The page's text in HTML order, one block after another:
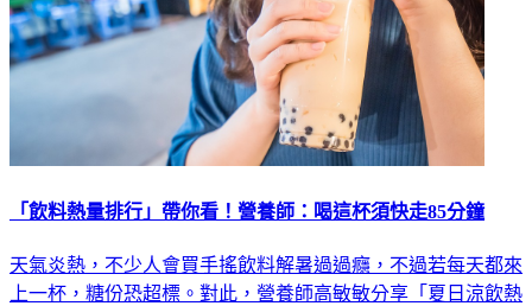
「飲料熱量排行」帶你看！營養師：喝這杯須快走85分鐘
天氣炎熱，不少人會買手搖飲料解暑過過癮，不過若每天都來
上一杯，糖份恐超標。對此，營養師高敏敏分享「夏日涼飲熱